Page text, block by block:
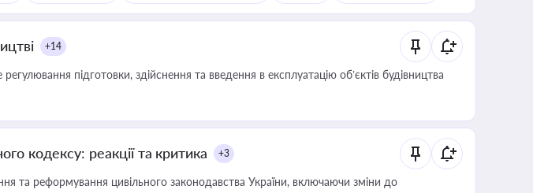
+14
підготовки, здійснення та введення в експлуатацію об’єктів будівництва
кодексу: реакції та критика +3
та реформування цивільного законодавства України, включаючи зміни до